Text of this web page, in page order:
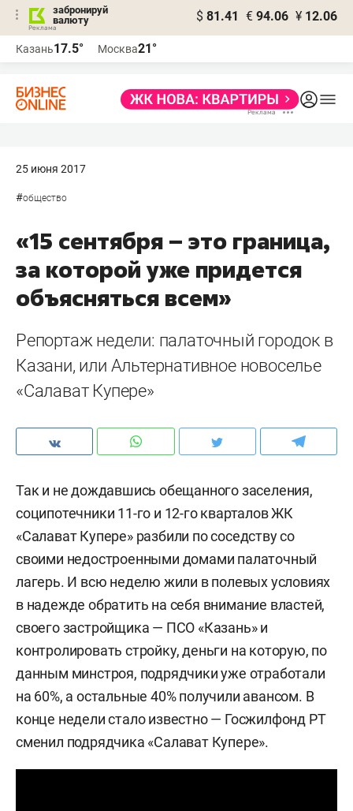
забронируй
валюту
$ 81.41 € 94.06 ¥ 12.06
Казань17.5° Москва21°
25 июня 2017
#общество
«15 сентября – это граница,
за которой уже придется
объясняться всем»
Репортаж недели: палаточный городок в
Казани, или Альтернативное новоселье
«Салават Купере»
Так и не дождавшись обещанного заселения,
соципотечники 11-го и 12-го кварталов ЖК
«Салават Купере» разбили по соседству со
своими недостроенными домами палаточный
лагерь. И всю неделю жили в полевых условиях
в надежде обратить на себя внимание властей,
своего застройщика — ПСО «Казань» и
контролировать стройку, деньги на которую, по
данным минстроя, подрядчики уже отработали
на 60%, а остальные 40% получили авансом. В
конце недели стало известно — Госжилфонд РТ
сменил подрядчика «Салават Купере».